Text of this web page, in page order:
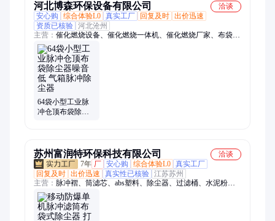
河北博森环保设备有限公司
洽谈
安心购
综合体验L0 真实工厂 回复及时 出价迅速
资质已核验 河北沧州
主营： 催化燃烧设备、催化燃烧一体机、催化燃烧厂家、布袋除
尘器、单机除尘器、脉冲布袋除尘器、锅炉除尘器、滤筒除尘
器、湿电除尘器、旋风除尘器、活性炭吸附箱、电捕焦油器、喷
淋塔、危废间、打磨除尘平台、活性炭吸附装置、rCO催化燃烧
设备。、沸石转轮催化燃烧设备、rto蓄热式催化燃烧设备、不锈
钢喷淋塔、脱硫脱硝设备、玻璃钢喷淋塔脱硫塔、油烟净化器、
光氧净化器
64袋小型工业脉
冲仓顶布袋除尘
苏州富润特环保科技有限公司
洽谈
7年 厂 安心购 综合体验L0 真实工厂
回复及时 出价迅速 真实性已核验 江苏苏州
主营： 脉冲褶、筒滤芯、abs塑料、除尘器、过滤桶、水泥粉、
除尘褶、喷涂房、替代袋、滤筒袋、ptfe滤筒、ptee滤筒、滤芯环
保、过滤除尘、滤筒除尘、空气除尘、卡盘滤筒、除尘设备、过
滤滤筒、环保二十、滤筒空气、过滤空气、环保粉尘、过滤螺